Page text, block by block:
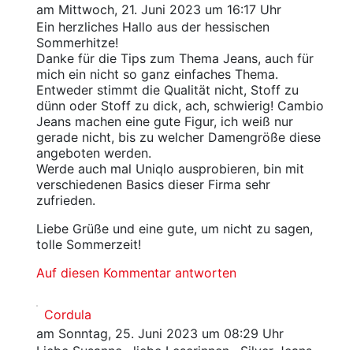
am Mittwoch, 21. Juni 2023 um 16:17 Uhr
Ein herzliches Hallo aus der hessischen
Sommerhitze!
Danke für die Tips zum Thema Jeans, auch für
mich ein nicht so ganz einfaches Thema.
Entweder stimmt die Qualität nicht, Stoff zu
dünn oder Stoff zu dick, ach, schwierig! Cambio
Jeans machen eine gute Figur, ich weiß nur
gerade nicht, bis zu welcher Damengröße diese
angeboten werden.
Werde auch mal Uniqlo ausprobieren, bin mit
verschiedenen Basics dieser Firma sehr
zufrieden.
Liebe Grüße und eine gute, um nicht zu sagen,
tolle Sommerzeit!
Auf diesen Kommentar antworten
Cordula
am Sonntag, 25. Juni 2023 um 08:29 Uhr